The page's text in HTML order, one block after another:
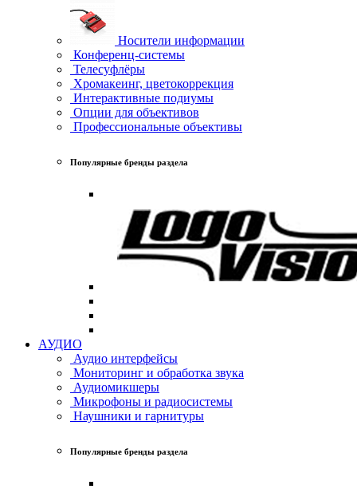
Носители информации
Конференц-системы
Телесуфлёры
Хромакеинг, цветокоррекция
Интерактивные подиумы
Опции для объективов
Профессиональные объективы
Популярные бренды раздела
АУДИО
Аудио интерфейсы
Мониторинг и обработка звука
Аудиомикшеры
Микрофоны и радиосистемы
Наушники и гарнитуры
Популярные бренды раздела